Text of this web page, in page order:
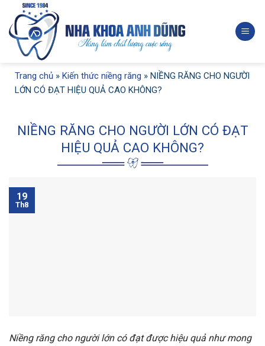
content
Trang chủ » Kiến thức niềng răng » NIỀNG RĂNG CHO NGƯỜI
LỚN CÓ ĐẠT HIỆU QUẢ CAO KHÔNG?
NIỀNG RĂNG CHO NGƯỜI LỚN CÓ ĐẠT
HIỆU QUẢ CAO KHÔNG?
19
Th8
Niềng răng cho người lớn có đạt được hiệu quả như mong